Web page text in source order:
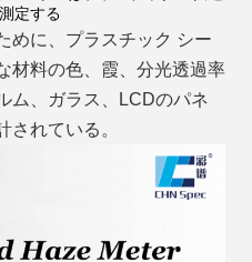
定する
めに、 プラスチック シー
材料の色、霞、分光透過率
ム、ガラス、LCDのパネ
されている 。